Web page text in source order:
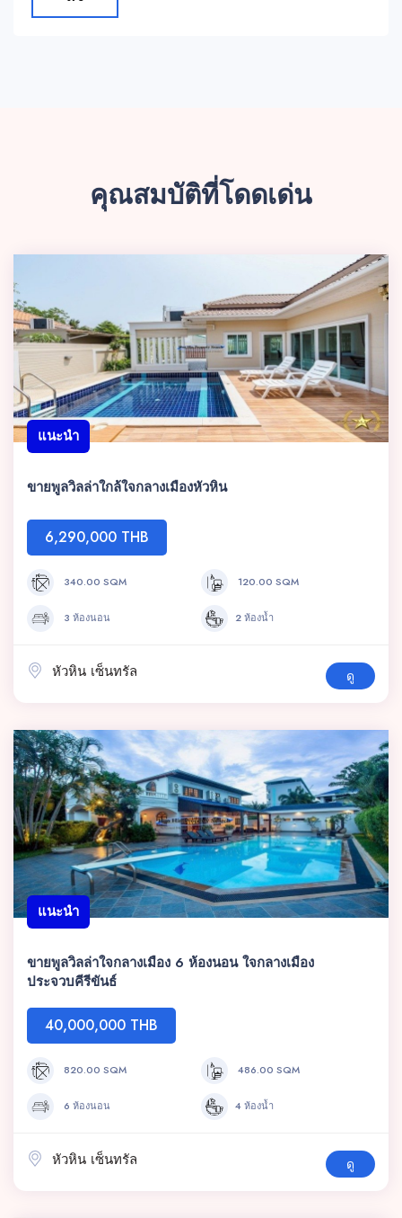
คุณสมบัติที่โดดเด่น
แนะนำ
ขายพูลวิลล่าใกล้ใจกลางเมืองหัวหิน
6,290,000 THB
340.00 SQM 120.00 SQM
3 ห้องนอน 2 ห้องน้ำ
หัวหิน เซ็นทรัล ดู
แนะนำ
ขายพูลวิลล่าใจกลางเมือง 6 ห้องนอน ใจกลางเมือง
ประจวบคีรีขันธ์
40,000,000 THB
820.00 SQM 486.00 SQM
6 ห้องนอน 4 ห้องน้ำ
หัวหิน เซ็นทรัล ดู